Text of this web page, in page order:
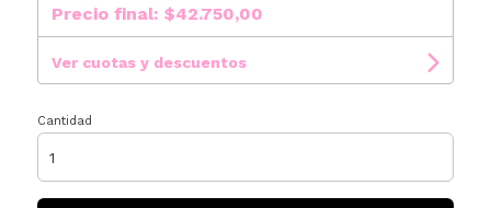
Precio final: $42.750,00
Ver cuotas y descuentos
Cantidad